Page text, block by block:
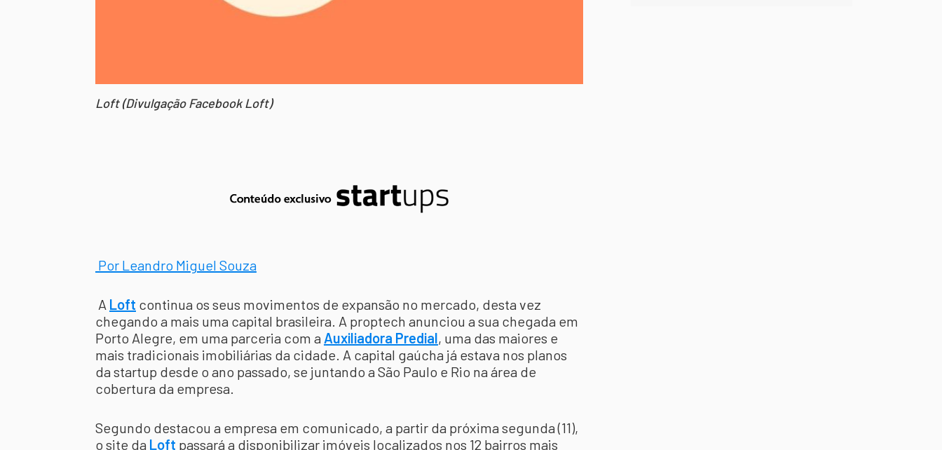
Loft (Divulgação Facebook Loft)
Por Leandro Miguel Souza
A Loft continua os seus movimentos de expansão no mercado, desta vez
chegando a mais uma capital brasileira. A proptech anunciou a sua chegada em
Porto Alegre, em uma parceria com a Auxiliadora Predial, uma das maiores e
mais tradicionais imobiliárias da cidade. A capital gaúcha já estava nos planos
da startup desde o ano passado, se juntando a São Paulo e Rio na área de
cobertura da empresa.
Segundo destacou a empresa em comunicado, a partir da próxima segunda (11),
o site da Loft passará a disponibilizar imóveis localizados nos 12 bairros mais